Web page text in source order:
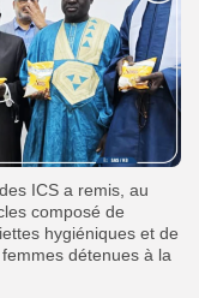
ICS a remis, au
composé de
hygiéniques et de
détenues à la